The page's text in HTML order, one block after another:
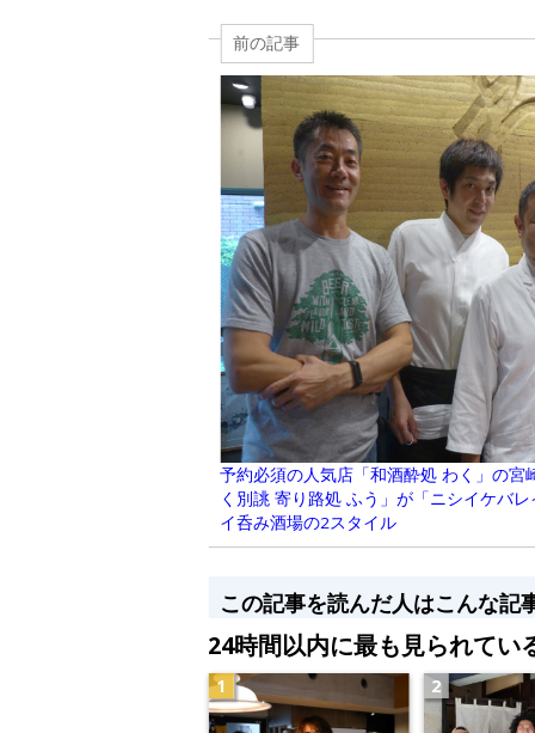
前の記事
予約必須の人気店「和酒酔処 わく」の宮
く別誂 寄り路処 ふう」が「ニシイケバ
イ呑み酒場の2スタイル
この記事を読んだ人はこんな記
24時間以内に最も見られてい